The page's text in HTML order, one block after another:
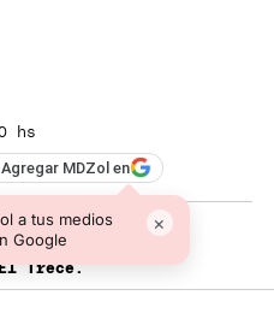
hs
Agregar MDZol en
a tus medios
Google
×
Trece.